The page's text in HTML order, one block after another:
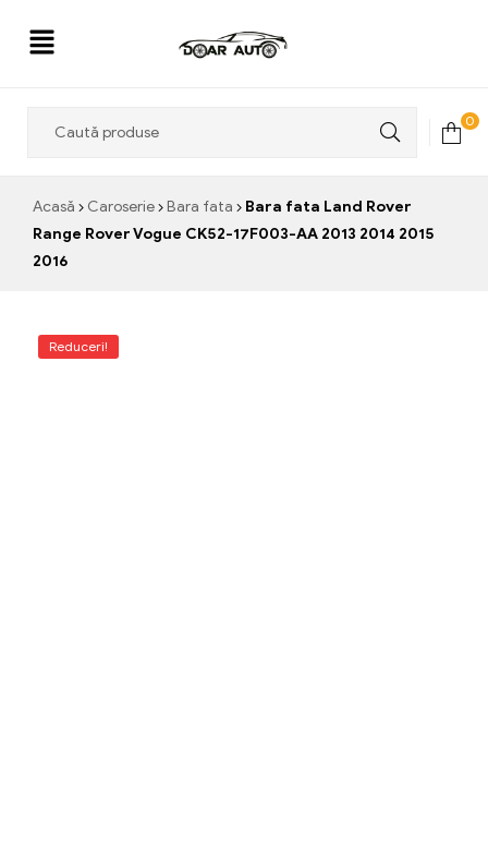
0
Acasă Caroserie Bara fata
Bara fata Land Rover
Range Rover Vogue CK52-17F003-AA 2013 2014 2015
2016
Reduceri!